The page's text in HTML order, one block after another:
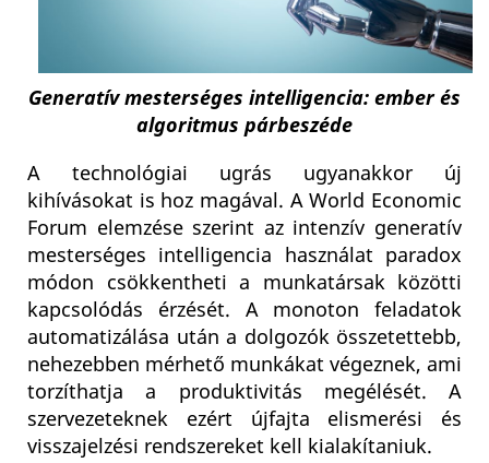
Generatív mesterséges intelligencia: ember és
algoritmus párbeszéde
A technológiai ugrás ugyanakkor új
kihívásokat is hoz magával. A World Economic
Forum elemzése szerint az intenzív generatív
mesterséges intelligencia használat paradox
módon csökkentheti a munkatársak közötti
kapcsolódás érzését. A monoton feladatok
automatizálása után a dolgozók összetettebb,
nehezebben mérhető munkákat végeznek, ami
torzíthatja a produktivitás megélését. A
szervezeteknek ezért újfajta elismerési és
visszajelzési rendszereket kell kialakítaniuk.